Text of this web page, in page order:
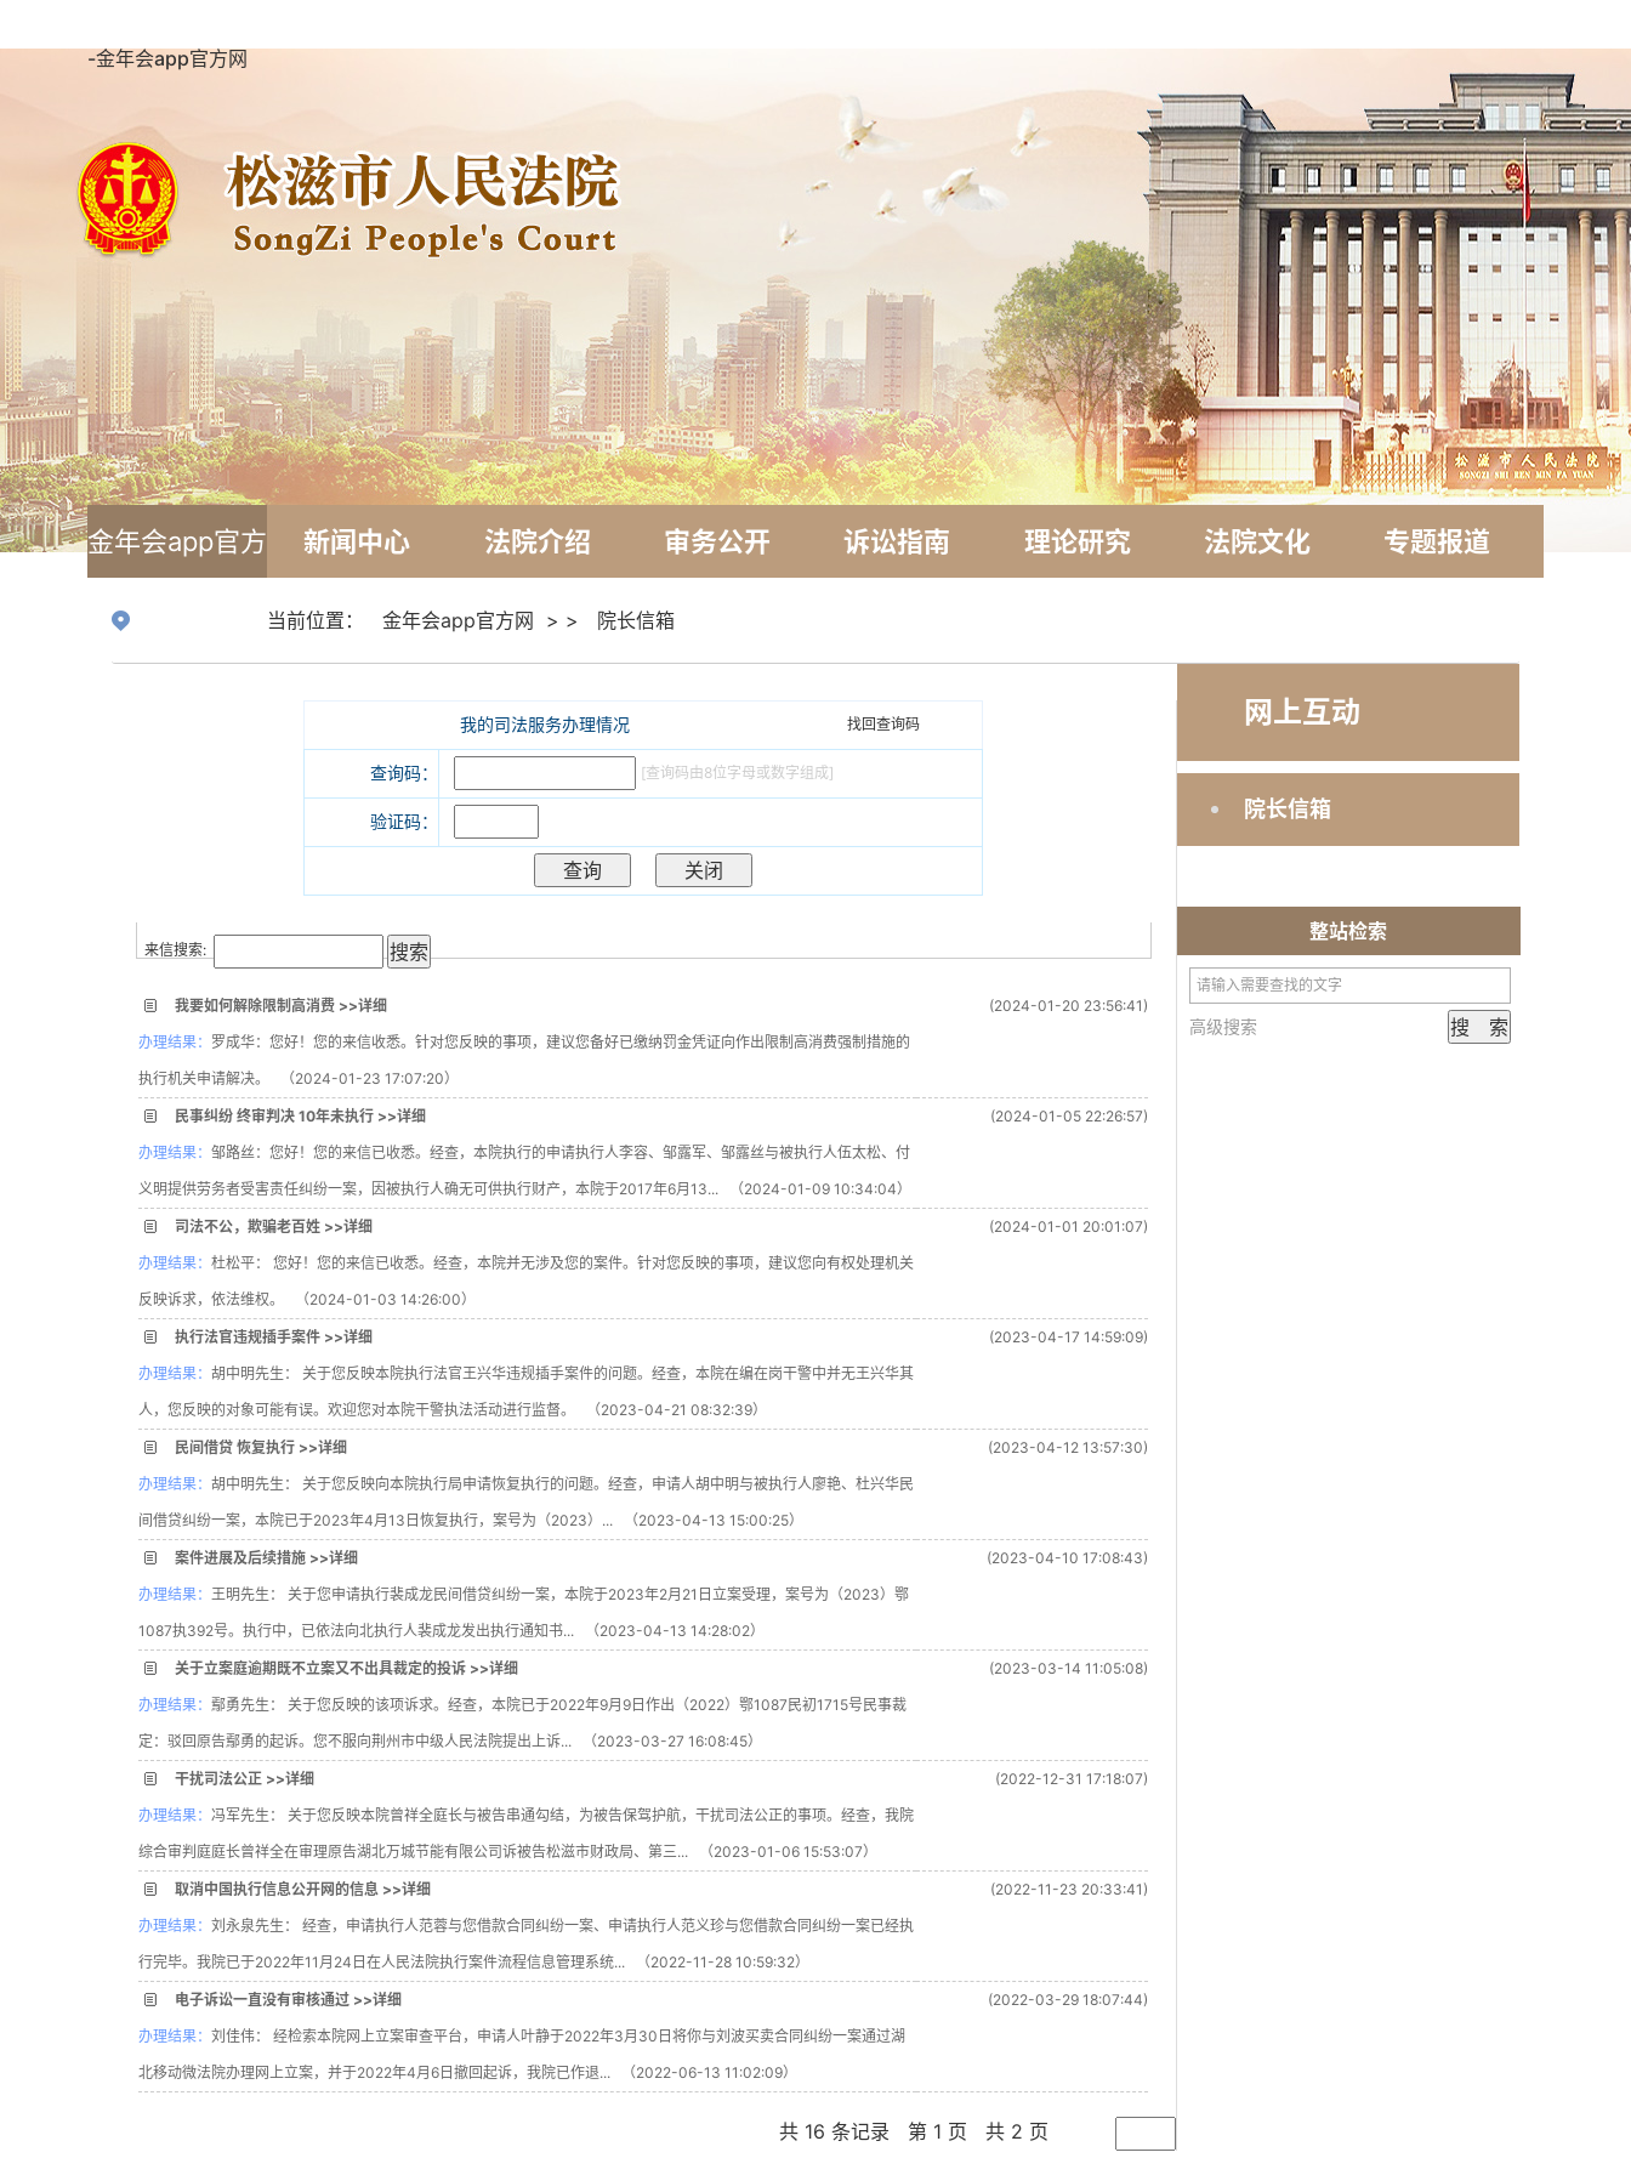
-金年会app官方网
金年会app官方 新闻中心 法院介绍 审务公开 诉讼指南 理论研究 法院文化 专题报道
当前位置： 金年会app官方网 > > 院长信箱
网上互动
院长信箱
整站检索
高级搜索
我的司法服务办理情况 找回查询码
查询码： [查询码由8位字母或数字组成]
验证码：
来信搜索:
我要如何解除限制高消费 >>详细
(2024-01-20 23:56:41)
办理结果： 罗成华：您好！您的来信收悉。针对您反映的事项，建议您备好已缴纳罚金凭证向作出限制高消费强制措施的
执行机关申请解决。 （2024-01-23 17:07:20）
民事纠纷 终审判决 10年未执行 >>详细
(2024-01-05 22:26:57)
办理结果：邹路丝：您好！您的来信已收悉。经查，本院执行的申请执行人李容、邹露军、邹露丝与被执行人伍太松、付
义明提供劳务者受害责任纠纷一案，因被执行人确无可供执行财产，本院于2017年6月13... （2024-01-09 10:34:04）
司法不公，欺骗老百姓 >>详细
(2024-01-01 20:01:07)
办理结果：杜松平： 您好！您的来信已收悉。经查，本院并无涉及您的案件。针对您反映的事项，建议您向有权处理机关
反映诉求，依法维权。 （2024-01-03 14:26:00）
执行法官违规插手案件 >>详细
(2023-04-17 14:59:09)
办理结果：胡中明先生： 关于您反映本院执行法官王兴华违规插手案件的问题。经查，本院在编在岗干警中并无王兴华其
人，您反映的对象可能有误。欢迎您对本院干警执法活动进行监督。 （2023-04-21 08:32:39）
民间借贷 恢复执行 >>详细
(2023-04-12 13:57:30)
办理结果：胡中明先生： 关于您反映向本院执行局申请恢复执行的问题。经查，申请人胡中明与被执行人廖艳、杜兴华民
间借贷纠纷一案，本院已于2023年4月13日恢复执行，案号为（2023）... （2023-04-13 15:00:25）
案件进展及后续措施 >>详细
(2023-04-10 17:08:43)
办理结果：王明先生： 关于您申请执行裴成龙民间借贷纠纷一案，本院于2023年2月21日立案受理，案号为（2023）鄂
1087执392号。执行中，已依法向北执行人裴成龙发出执行通知书... （2023-04-13 14:28:02）
关于立案庭逾期既不立案又不出具裁定的投诉 >>详细
(2023-03-14 11:05:08)
办理结果：鄢勇先生： 关于您反映的该项诉求。经查，本院已于2022年9月9日作出（2022）鄂1087民初1715号民事裁
定：驳回原告鄢勇的起诉。您不服向荆州市中级人民法院提出上诉... （2023-03-27 16:08:45）
干扰司法公正 >>详细
(2022-12-31 17:18:07)
办理结果：冯军先生： 关于您反映本院曾祥全庭长与被告串通勾结，为被告保驾护航，干扰司法公正的事项。经查，我院
综合审判庭庭长曾祥全在审理原告湖北万城节能有限公司诉被告松滋市财政局、第三... （2023-01-06 15:53:07）
取消中国执行信息公开网的信息 >>详细
(2022-11-23 20:33:41)
办理结果：刘永泉先生： 经查，申请执行人范蓉与您借款合同纠纷一案、申请执行人范义珍与您借款合同纠纷一案已经执
行完毕。我院已于2022年11月24日在人民法院执行案件流程信息管理系统... （2022-11-28 10:59:32）
电子诉讼一直没有审核通过 >>详细
(2022-03-29 18:07:44)
办理结果：刘佳伟： 经检索本院网上立案审查平台，申请人叶静于2022年3月30日将你与刘波买卖合同纠纷一案通过湖
北移动微法院办理网上立案，并于2022年4月6日撤回起诉，我院已作退... （2022-06-13 11:02:09）
共 16 条记录 第 1 页 共 2 页